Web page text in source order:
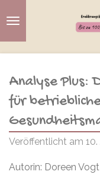
Analyse Plus:
für
Veröffentlicht am 10.
Autorin: Doreen